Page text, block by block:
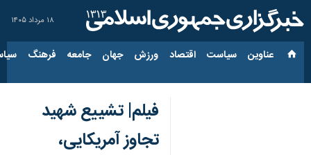
۱۸ مرداد ۱۴۰۵
عناوین‌ سیاست اقتصاد ورزش جهان جامعه فرهنگ
فیلم| تشییع شهید
تجاوز آمریکایی،